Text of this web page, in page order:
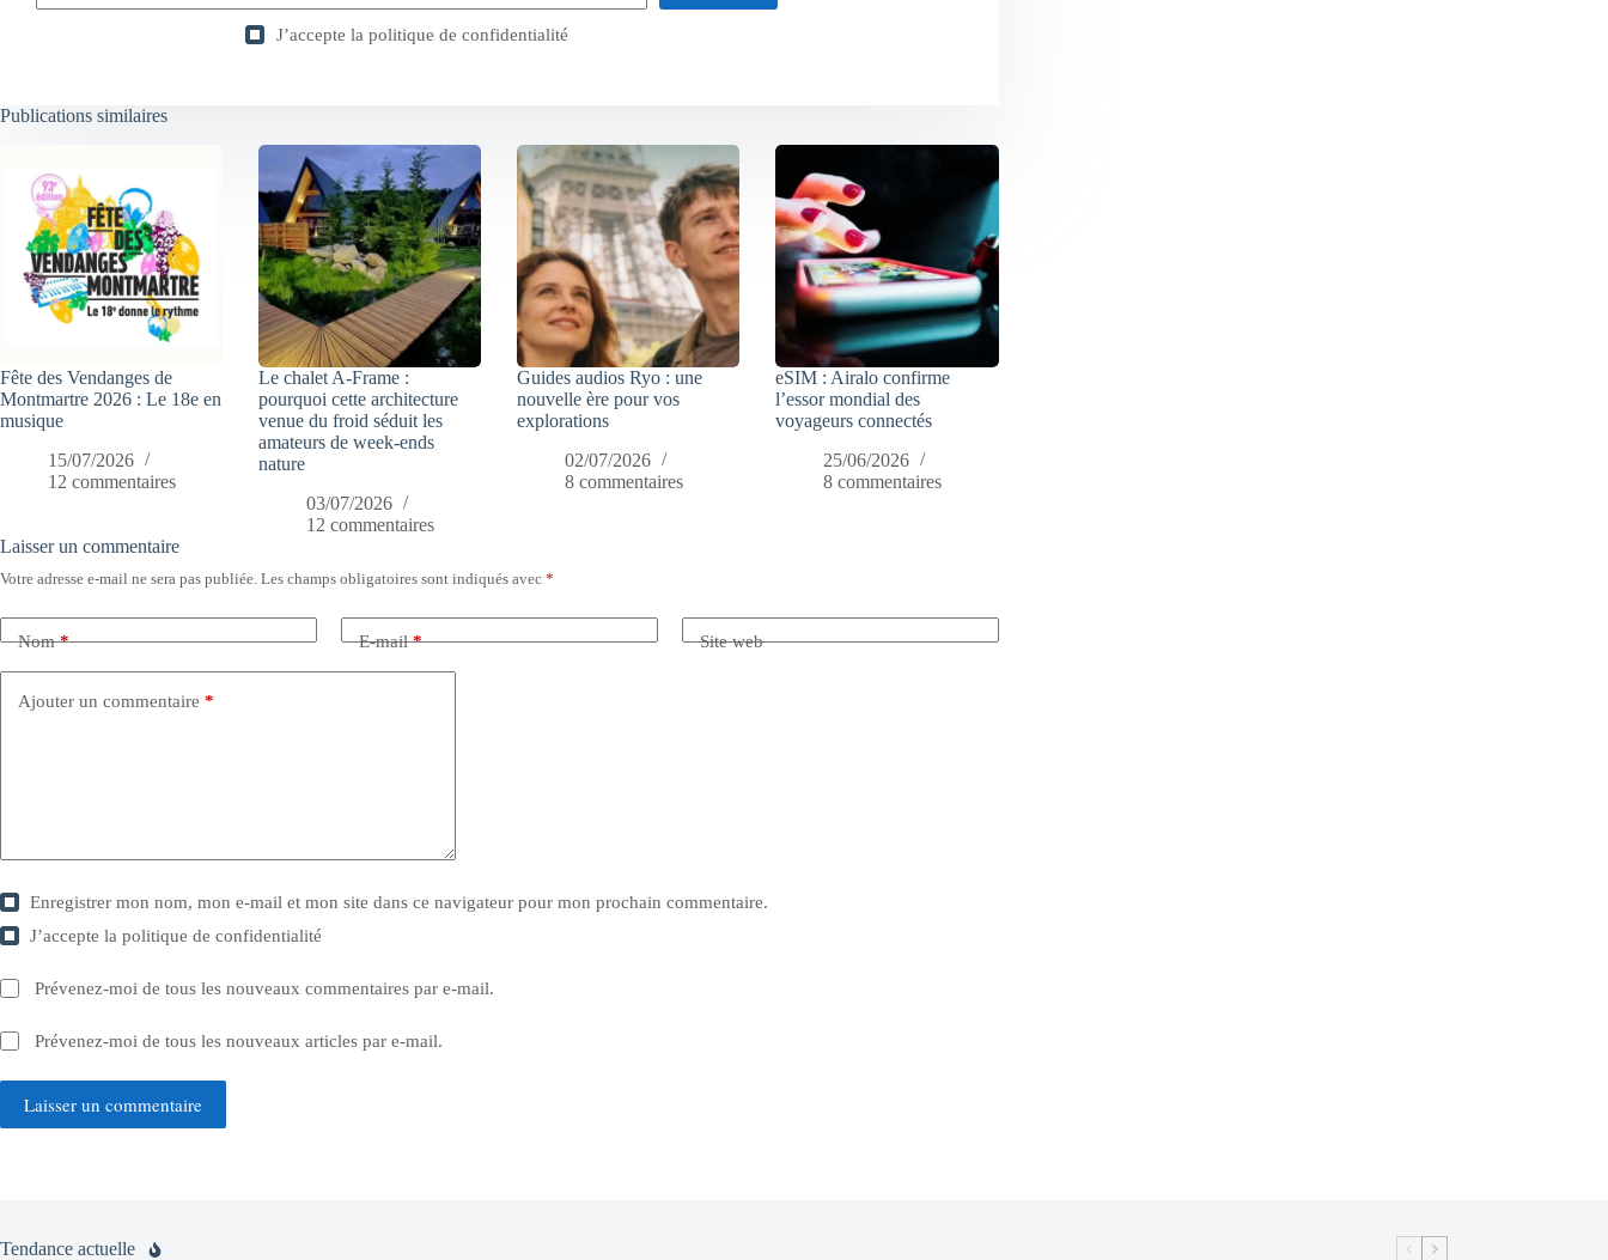
J’accepte la politique de confidentialité
Publications similaires
Fête des Vendanges de
Montmartre 2026 : Le 18e en
musique
15/07/2026
12 commentaires
Le chalet A-Frame :
pourquoi cette architecture
venue du froid séduit les
amateurs de week-ends
nature
03/07/2026
12 commentaires
Guides audios Ryo : une
nouvelle ère pour vos
explorations
02/07/2026
8 commentaires
eSIM : Airalo confirme
l’essor mondial des
voyageurs connectés
25/06/2026
8 commentaires
Laisser un commentaire
Votre adresse e-mail ne sera pas publiée. Les champs obligatoires sont indiqués avec *
Nom* E-mail* Site web
Ajouter un commentaire *
Enregistrer mon nom, mon e-mail et mon site dans ce navigateur pour mon prochain commentaire.
J’accepte lapolitique de confidentialité
Prévenez-moi de tous les nouveaux commentaires par e-mail.
Prévenez-moi de tous les nouveaux articles par e-mail.
Laisser un commentaire
Tendance actuelle